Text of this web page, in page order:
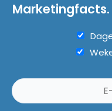
Marketingfacts.